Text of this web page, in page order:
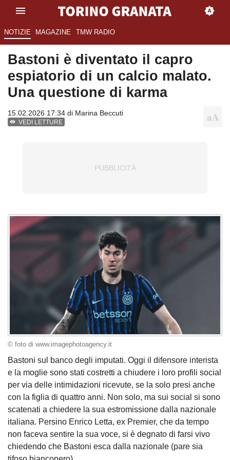
NOTIZIE MAGAZINE TMW RADIO
Bastoni è diventato il capro
espiatorio di un calcio malato.
Una questione di karma
15.02.2026 17:34 di Marina Beccuti
VEDI LETTURE
© foto di www.imagephotoagency.it
Bastoni sul banco degli imputati. Oggi il difensore interista
e la moglie sono stati costretti a chiudere i loro profili social
per via delle intimidazioni ricevute, se la solo presi anche
con la figlia di quattro anni. Non solo, ma sui social si sono
scatenati a chiedere la sua estromissione dalla nazionale
italiana. Persino Enrico Letta, ex Premier, che da tempo
non faceva sentire la sua voce, si è degnato di farsi vivo
chiedendo che Bastoni esca dalla nazionale (pare sia